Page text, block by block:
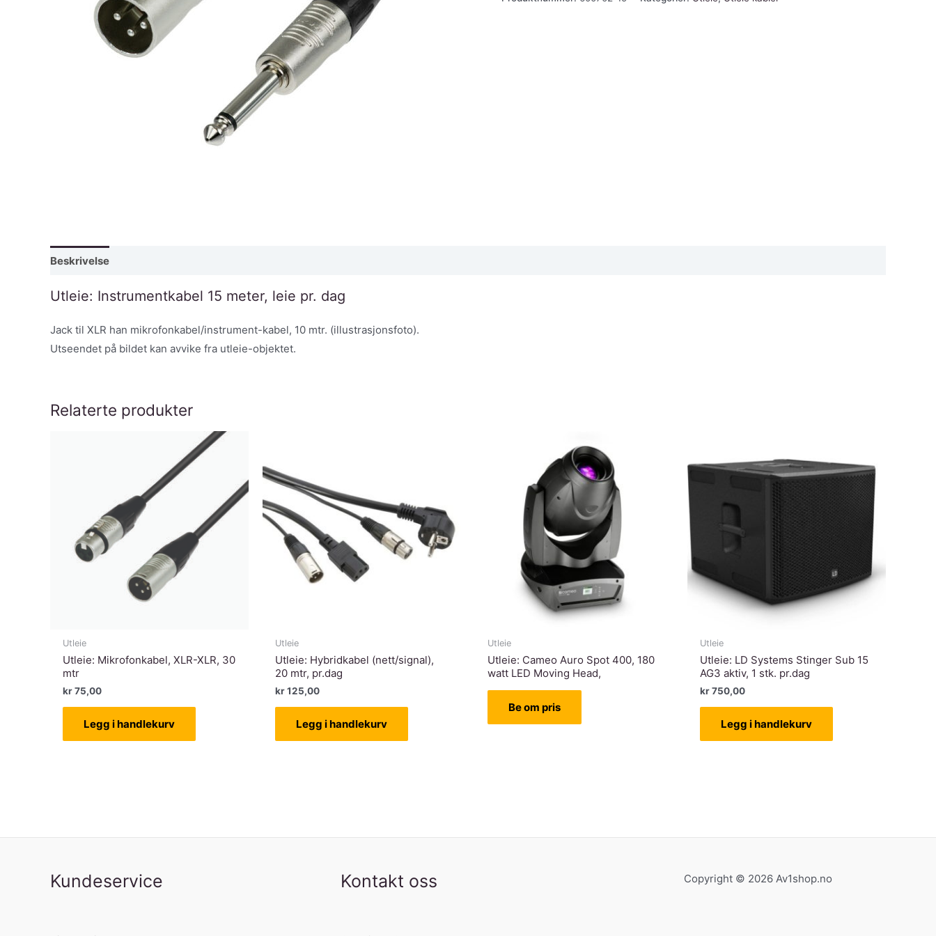
Beskrivelse
Utleie: Instrumentkabel 15 meter, leie pr. dag
Jack til XLR han mikrofonkabel/instrument-kabel, 10 mtr. (illustrasjonsfoto).
Utseendet på bildet kan avvike fra utleie-objektet.
Relaterte produkter
Utleie
Utleie: Mikrofonkabel, XLR-XLR, 30
mtr
kr75,00
Legg i handlekurv
Utleie
Utleie: Hybridkabel (nett/signal),
20 mtr, pr.dag
kr125,00
Legg i handlekurv
Utleie
Utleie: Cameo Auro Spot 400, 180
watt LED Moving Head,
Be om pris
Utleie
Utleie: LD Systems Stinger Sub 15
AG3 aktiv, 1 stk. pr.dag
kr750,00
Legg i handlekurv
Kundeservice Kontakt oss Copyright © 2026 Av1shop.no